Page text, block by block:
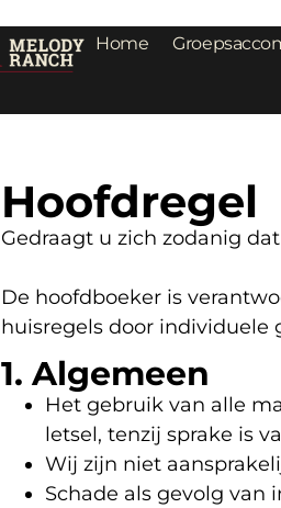
Home
Hoofdregel
Gedraagt u zich zodanig
De hoofdboeker is
huisregels door individuele
1. Algemeen
Het gebruik van alle
letsel, tenzij sprake is
Wij zijn niet
Schade als gevolg